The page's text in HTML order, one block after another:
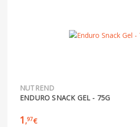
NUTREND
ENDURO SNACK GEL - 75G
1 ,97€